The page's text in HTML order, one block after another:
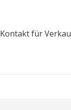
Kontakt für